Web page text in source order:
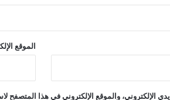
الموقع
الإلكتروني، والموقع الإلكتروني في هذا المتصفح